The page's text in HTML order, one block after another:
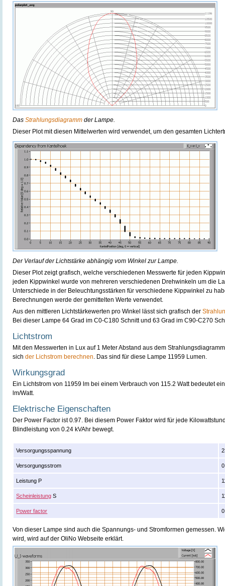
Das Strahlungsdiagramm der Lampe.
Dieser Plot mit diesen Mittelwerten wird verwendet, um den gesamten
Der Verlauf der Lichtstärke abhängig vom Winkel zur Lampe.
Dieser Plot zeigt grafisch, welche verschiedenen Messwerte für jeden
jeden Kippwinkel wurde von mehreren verschiedenen Drehwinkeln um die
Unterschiede in der Beleuchtungsstärken für verschiedene Kippwinkel zu
Berechnungen werde der gemittelten Werte verwendet.
Aus den mittleren Lichtstärkewerten pro Winkel lässt sich grafisch der
Bei dieser Lampe 64 Grad im C0-C180 Schnitt und 63 Grad im C90-C270
Lichtstrom
Mit den Messwerten in Lux auf 1 Meter Abstand aus dem
sich der Lichstrom berechnen. Das sind für diese Lampe 11959 Lumen.
Wirkungsgrad
Ein Lichtstrom von 11959 lm bei einem Verbrauch von 115.2 Watt bedeutet
lm/Watt.
Elektrische Eigenschaften
Der Power Factor ist 0.97. Bei diesem Power Faktor wird für jede
Blindleistung von 0.24 kVAhr bewegt.
Versorgungsspannung
Versorgungsstrom
Leistung P
Scheinleistung S
Power factor
Von dieser Lampe sind auch die Spannungs- und Stromformen gemessen.
wird, wird auf der OliNo Webseite erklärt.